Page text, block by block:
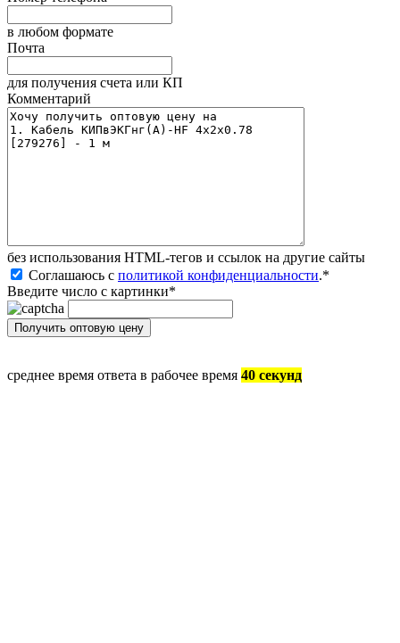
в любом формате
Почта
для получения счета или КП
Комментарий
без иcпользования HTML-тегов и ссылок на другие сайты
Соглашаюсь с политикой конфиденциальности.*
Введите число с картинки*
среднее время ответа в рабочее время 40 секунд